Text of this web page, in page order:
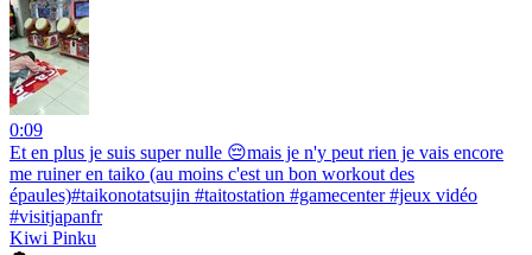
0:09
Et en plus je suis super nulle 😔mais je n'y peut rien je vais encore
me ruiner en taiko (au moins c'est un bon workout des
épaules)#taikonotatsujin #taitostation #gamecenter #jeux vidéo
#visitjapanfr
Kiwi Pinku